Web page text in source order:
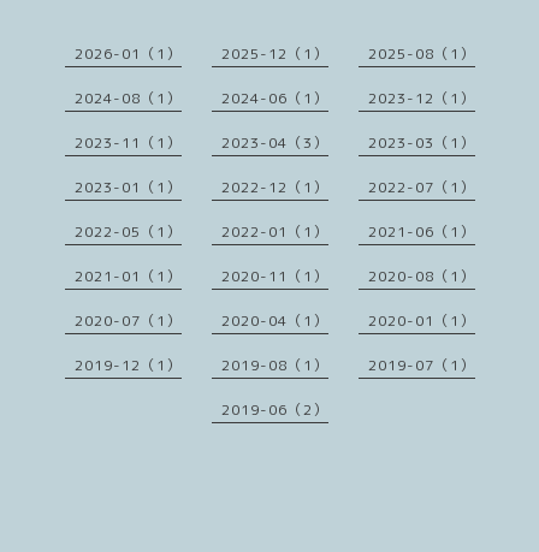
2026-01（1） 2025-12（1） 2025-08（1）
2024-08（1） 2024-06（1） 2023-12（1）
2023-11（1） 2023-04（3） 2023-03（1）
2023-01（1） 2022-12（1） 2022-07（1）
2022-05（1） 2022-01（1） 2021-06（1）
2021-01（1） 2020-11（1） 2020-08（1）
2020-07（1） 2020-04（1） 2020-01（1）
2019-12（1） 2019-08（1） 2019-07（1）
2019-06（2）